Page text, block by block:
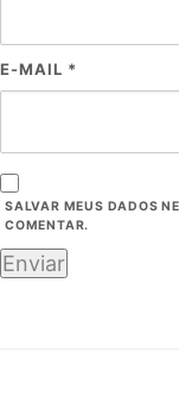
E-MAIL *
SALVAR MEUS DADOS
COMENTAR.